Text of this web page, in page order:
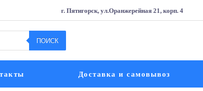
г. Пятигорск, ул.Оранжерейная 21, корп. 4
ПОИСК
Доставка и самовывоз